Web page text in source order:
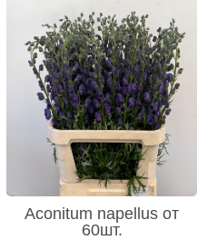
Aconitum napellus от
60шт.